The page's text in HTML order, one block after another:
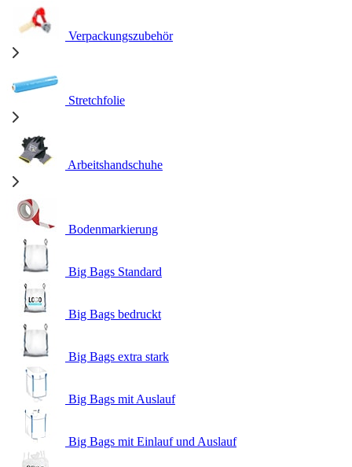
Verpackungszubehör
Stretchfolie
Arbeitshandschuhe
Bodenmarkierung
Big Bags Standard
Big Bags bedruckt
Big Bags extra stark
Big Bags mit Auslauf
Big Bags mit Einlauf und Auslauf